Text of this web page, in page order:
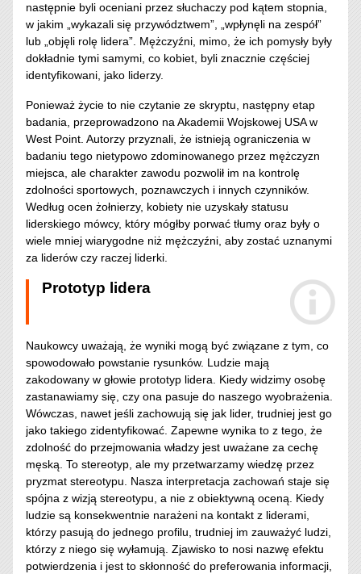
następnie byli oceniani przez słuchaczy pod kątem stopnia,
w jakim „wykazali się przywództwem”, „wpłynęli na zespół”
lub „objęli rolę lidera”. Mężczyźni, mimo, że ich pomysły były
dokładnie tymi samymi, co kobiet, byli znacznie częściej
identyfikowani, jako liderzy.
Ponieważ życie to nie czytanie ze skryptu, następny etap
badania, przeprowadzono na Akademii Wojskowej USA w
West Point. Autorzy przyznali, że istnieją ograniczenia w
badaniu tego nietypowo zdominowanego przez mężczyzn
miejsca, ale charakter zawodu pozwolił im na kontrolę
zdolności sportowych, poznawczych i innych czynników.
Według ocen żołnierzy, kobiety nie uzyskały statusu
liderskiego mówcy, który mógłby porwać tłumy oraz były o
wiele mniej wiarygodne niż mężczyźni, aby zostać uznanymi
za liderów czy raczej liderki.
Prototyp lidera
Naukowcy uważają, że wyniki mogą być związane z tym, co
spowodowało powstanie rysunków. Ludzie mają
zakodowany w głowie prototyp lidera. Kiedy widzimy osobę
zastanawiamy się, czy ona pasuje do naszego wyobrażenia.
Wówczas, nawet jeśli zachowują się jak lider, trudniej jest go
jako takiego zidentyfikować. Zapewne wynika to z tego, że
zdolność do przejmowania władzy jest uważane za cechę
męską. To stereotyp, ale my przetwarzamy wiedzę przez
pryzmat stereotypu. Nasza interpretacja zachowań staje się
spójna z wizją stereotypu, a nie z obiektywną oceną. Kiedy
ludzie są konsekwentnie narażeni na kontakt z liderami,
którzy pasują do jednego profilu, trudniej im zauważyć ludzi,
którzy z niego się wyłamują. Zjawisko to nosi nazwę efektu
potwierdzenia i jest to skłonność do preferowania informacji,